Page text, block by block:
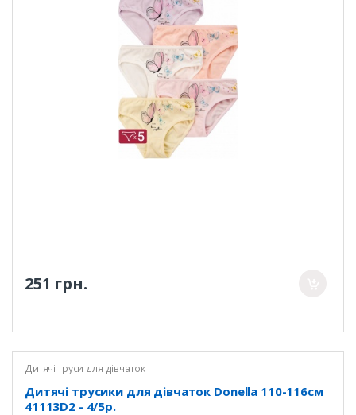
251 грн.
Дитячі труси для дівчаток
Дитячі трусики для дівчаток Donella 110-116см
41113D2 - 4/5р.